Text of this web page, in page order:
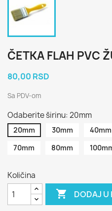
ČETKA FLAH PVC
80,00 RSD
Sa PDV-om
Odaberite širinu: 20mm
20mm 30mm 40mm
70mm
80mm
Količina
 DODAJ U